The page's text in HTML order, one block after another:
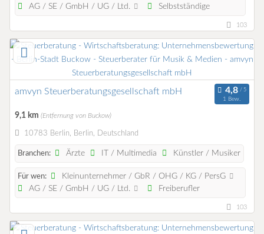
AG / SE / GmbH / UG / Ltd.
Selbstständige
103
amvyn Steuerberatungsgesellschaft mbH
1 Bew.
9,1 km (Entfernung von Buckow)
10783 Berlin, Berlin, Deutschland
Branchen: Ärzte IT / Multimedia Künstler / Musiker
Für wen:
Kleinunternehmer / GbR / OHG / KG / PersG
AG / SE / GmbH / UG / Ltd.
Freiberufler
103